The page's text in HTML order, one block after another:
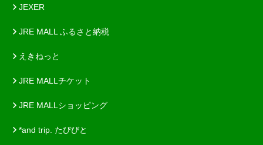
JEXER
JRE MALL ふるさと納税
えきねっと
JRE MALLチケット
JRE MALLショッピング
*and trip. たびびと